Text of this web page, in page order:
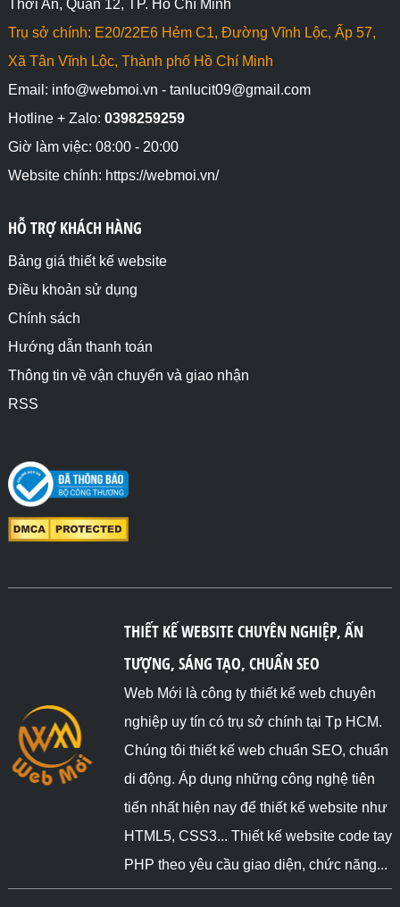
Thới An, Quận 12, TP. Hồ Chí Minh
Trụ sở chính: E20/22E6 Hẻm C1, Đường Vĩnh Lộc, Ấp 57,
Xã Tân Vĩnh Lộc, Thành phố Hồ Chí Minh
Email: info@webmoi.vn - tanlucit09@gmail.com
Hotline + Zalo: 0398259259
Giờ làm việc: 08:00 - 20:00
Website chính: https://webmoi.vn/
HỖ TRỢ KHÁCH HÀNG
Bảng giá thiết kế website
Điều khoản sử dụng
Chính sách
Hướng dẫn thanh toán
Thông tin về vận chuyển và giao nhận
RSS
THIẾT KẾ WEBSITE CHUYÊN NGHIỆP, ẤN
TƯỢNG, SÁNG TẠO, CHUẨN SEO
Web Mới là công ty thiết kế web chuyên
nghiệp uy tín có trụ sở chính tại Tp HCM.
Chúng tôi thiết kế web chuẩn SEO, chuẩn
di động. Áp dụng những công nghệ tiên
tiến nhất hiện nay để thiết kế website như
HTML5, CSS3... Thiết kế website code tay
PHP theo yêu cầu giao diện, chức năng...